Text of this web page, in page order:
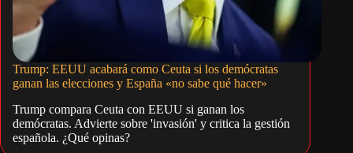
Trump: EEUU acabará como Ceuta si los demócratas
ganan las elecciones y España «no sabe qué hacer»
Trump compara Ceuta con EEUU si ganan los
demócratas. Advierte sobre 'invasión' y critica la gestión
española. ¿Qué opinas?